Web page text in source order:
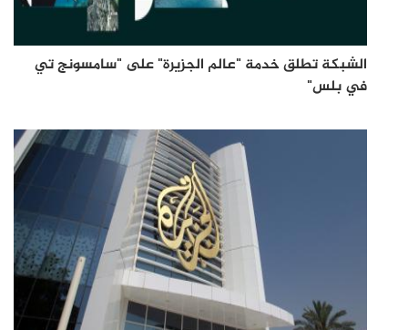
الشبكة تطلق خدمة "عالم الجزيرة" على "سامسونج تي
في بلس"